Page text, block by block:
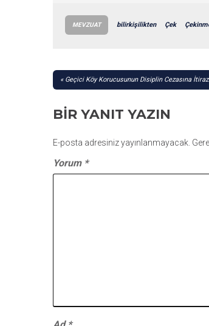
MEVZUAT bilirkişilikten Çek
YAZI
Geçici Köy Korucusunun Disiplin Cezasına
BIR YANIT YAZIN
E-posta adresiniz yayınlanmayacak.
Yorum *